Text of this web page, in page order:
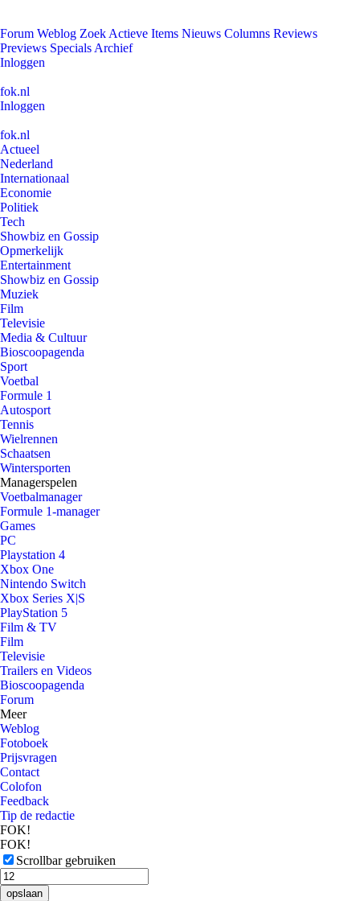
Forum Weblog Zoek Actieve Items Nieuws Columns Reviews
Previews Specials Archief
Inloggen
fok.nl
Inloggen
fok.nl
Actueel
Nederland
Internationaal
Economie
Politiek
Tech
Showbiz en Gossip
Opmerkelijk
Entertainment
Showbiz en Gossip
Muziek
Film
Televisie
Media & Cultuur
Bioscoopagenda
Sport
Voetbal
Formule 1
Autosport
Tennis
Wielrennen
Schaatsen
Wintersporten
Managerspelen
Voetbalmanager
Formule 1-manager
Games
PC
Playstation 4
Xbox One
Nintendo Switch
Xbox Series X|S
PlayStation 5
Film & TV
Film
Televisie
Trailers en Videos
Bioscoopagenda
Forum
Meer
Weblog
Fotoboek
Prijsvragen
Contact
Colofon
Feedback
Tip de redactie
FOK!
FOK!
Scrollbar gebruiken
opslaan